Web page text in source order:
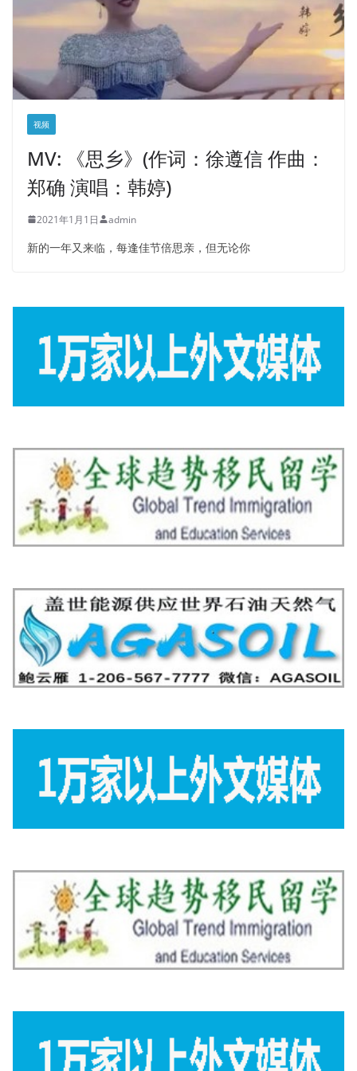
视频
MV: 《思乡》(作词：徐遵信 作曲：
郑确 演唱：韩婷)
2021年1月1日 admin
新的一年又来临，每逢佳节倍思亲，但无论你